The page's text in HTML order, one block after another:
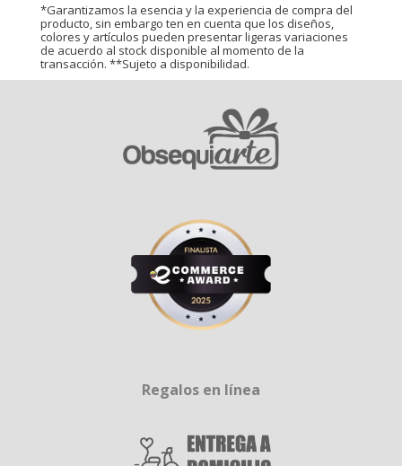
*Garantizamos la esencia y la experiencia de compra del
producto, sin embargo ten en cuenta que los diseños,
colores y artículos pueden presentar ligeras variaciones
de acuerdo al stock disponible al momento de la
transacción. **Sujeto a disponibilidad.
Regalos en línea